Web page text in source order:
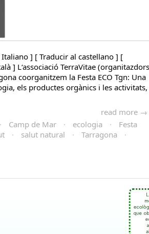
] [ Traducir al castellano ] [
] L‘associació TerraVitae (organitazdors
coorganitzem la Festa ECO Tgn: Una
els productes orgànics i les activitats,
read more →
· Camp de Mar · ecologia ·
Festa
· salut natural · Tarragona
·